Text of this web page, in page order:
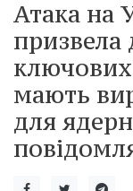
Атака на
ключових
мають
для